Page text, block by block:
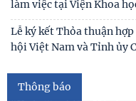
Viện Hàn lâm Khoa học
trị và Hành chính quốc
Chủ tịch Viện Hàn lâm
Lễ ký kết Thỏa thuận
Thư cảm ơn
giáo dục trẻ em trong kỷ